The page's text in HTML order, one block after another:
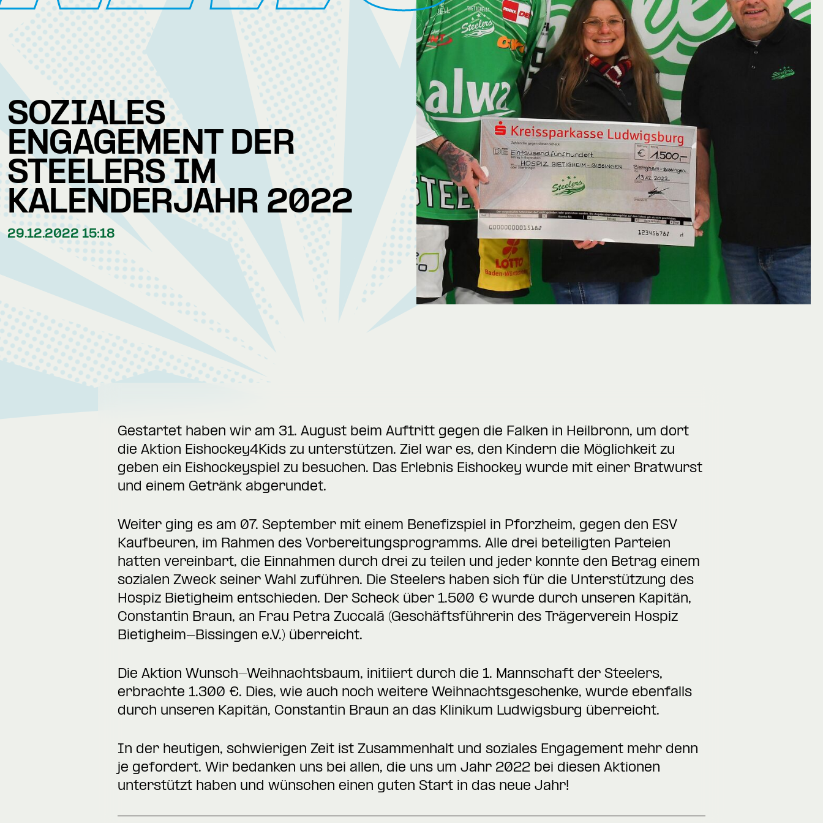
SOZIALES
ENGAGEMENT DER
STEELERS IM
KALENDERJAHR 2022
29.12.2022 15:18
Gestartet haben wir am 31. August beim Auftritt gegen die Falken in Heilbronn, um dort
die Aktion Eishockey4Kids zu unterstützen. Ziel war es, den Kindern die Möglichkeit zu
geben ein Eishockeyspiel zu besuchen. Das Erlebnis Eishockey wurde mit einer Bratwurst
und einem Getränk abgerundet.
Weiter ging es am 07. September mit einem Benefizspiel in Pforzheim, gegen den ESV
Kaufbeuren, im Rahmen des Vorbereitungsprogramms. Alle drei beteiligten Parteien
hatten vereinbart, die Einnahmen durch drei zu teilen und jeder konnte den Betrag einem
sozialen Zweck seiner Wahl zuführen. Die Steelers haben sich für die Unterstützung des
Hospiz Bietigheim entschieden. Der Scheck über 1.500 € wurde durch unseren Kapitän,
Constantin Braun, an Frau Petra Zuccalá (Geschäftsführerin des Trägerverein Hospiz
Bietigheim-Bissingen e.V.) überreicht.
Die Aktion Wunsch-Weihnachtsbaum, initiiert durch die 1. Mannschaft der Steelers,
erbrachte 1.300 €. Dies, wie auch noch weitere Weihnachtsgeschenke, wurde ebenfalls
durch unseren Kapitän, Constantin Braun an das Klinikum Ludwigsburg überreicht.
In der heutigen, schwierigen Zeit ist Zusammenhalt und soziales Engagement mehr denn
je gefordert. Wir bedanken uns bei allen, die uns um Jahr 2022 bei diesen Aktionen
unterstützt haben und wünschen einen guten Start in das neue Jahr!